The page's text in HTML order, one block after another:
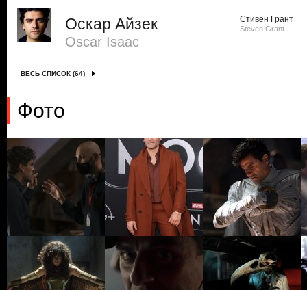
Оскар Айзек
Oscar Isaac
Стивен Грант
Steven Grant
ВЕСЬ СПИСОК (64)
Фото